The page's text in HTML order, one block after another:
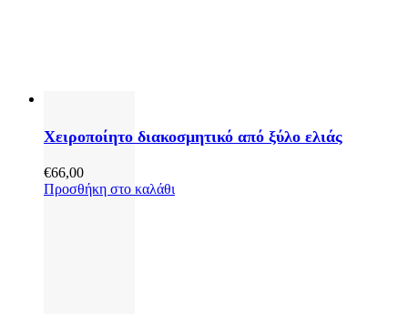
Χειροποίητο διακοσμητικό από ξύλο ελιάς
€66,00
Προσθήκη στο καλάθι